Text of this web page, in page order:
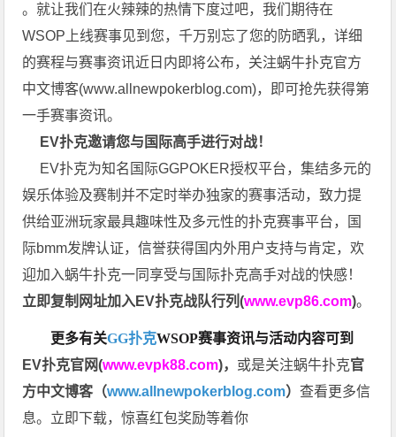
。就让我们在火辣辣的热情下度过吧，我们期待在
WSOP上线赛事见到您，千万别忘了您的防晒乳，详细
的赛程与赛事资讯近日内即将公布，关注蜗牛扑克官方
中文博客(www.allnewpokerblog.com)，即可抢先获得第
一手赛事资讯。
EV扑克邀请您与国际高手进行对战！
EV扑克为知名国际GGPOKER授权平台，集结多元的
娱乐体验及赛制并不定时举办独家的赛事活动，致力提
供给亚洲玩家最具趣味性及多元性的扑克赛事平台，国
际bmm发牌认证，信誉获得国内外用户支持与肯定，欢
迎加入蜗牛扑克一同享受与国际扑克高手对战的快感！
立即复制网址加入EV扑克战队行列(www.evp86.com)。
更多有关GG扑克WSOP赛事资讯与活动内容可到
EV扑克官网(www.evpk88.com)， 或是关注蜗牛扑克官
方中文博客（www.allnewpokerblog.com）查看更多信
息。立即下载，惊喜红包奖励等着你